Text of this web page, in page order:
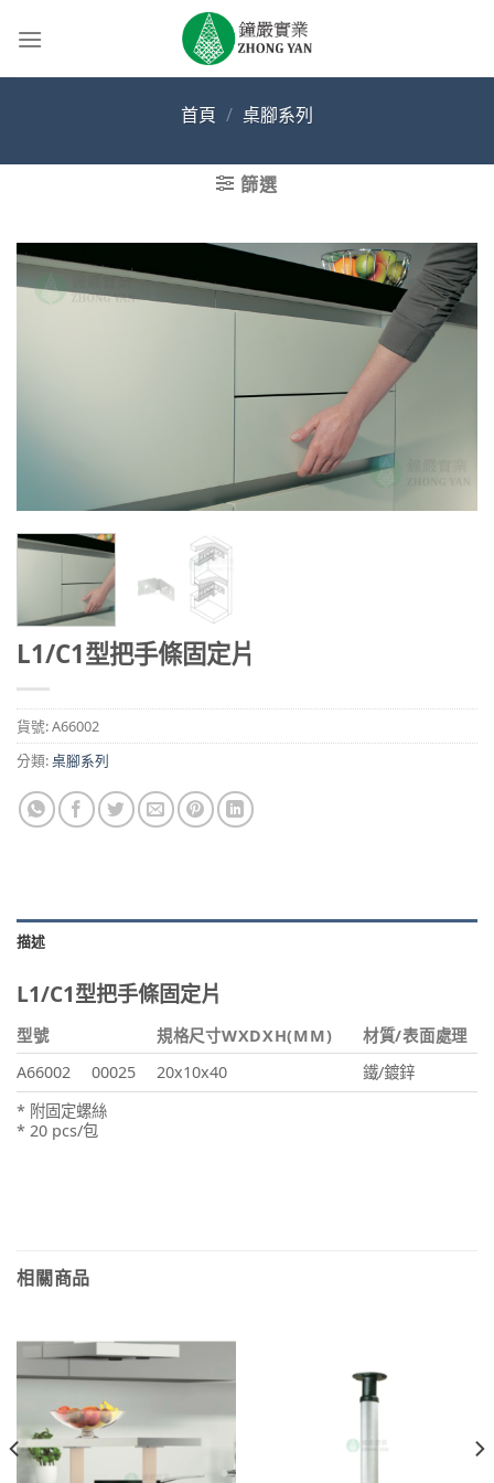
首頁 / 桌腳系列
篩選
L1/C1型把手條固定片
貨號:A66002
分類:桌腳系列
描述
L1/C1型把手條固定片
型號 規格尺寸WXDXH(MM)
材質/表面處理
A66002
00025 20x10x40
鐵/鍍鋅
* 附固定螺絲
* 20 pcs/包
相關商品